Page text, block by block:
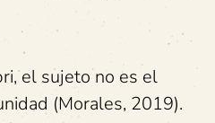
el sujeto no es el
(Morales, 2019).